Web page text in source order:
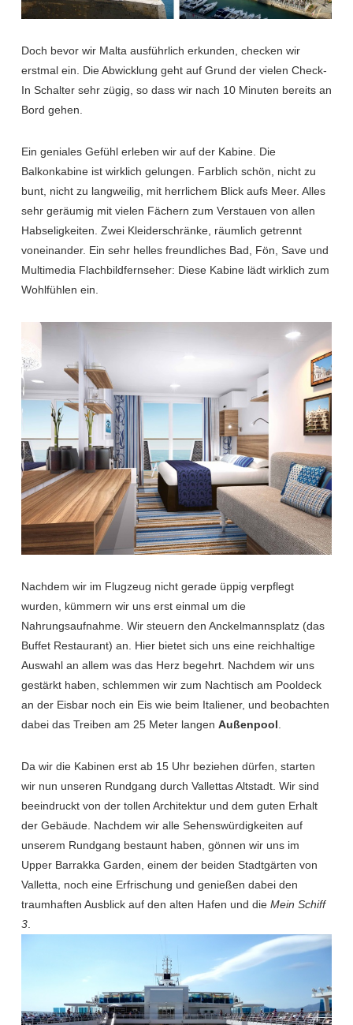
Doch bevor wir Malta ausführlich erkunden, checken wir
erstmal ein. Die Abwicklung geht auf Grund der vielen Check-
In Schalter sehr zügig, so dass wir nach 10 Minuten bereits an
Bord gehen.
Ein geniales Gefühl erleben wir auf der Kabine. Die
Balkonkabine ist wirklich gelungen. Farblich schön, nicht zu
bunt, nicht zu langweilig, mit herrlichem Blick aufs Meer. Alles
sehr geräumig mit vielen Fächern zum Verstauen von allen
Habseligkeiten. Zwei Kleiderschränke, räumlich getrennt
voneinander. Ein sehr helles freundliches Bad, Fön, Save und
Multimedia Flachbildfernseher: Diese Kabine lädt wirklich zum
Wohlfühlen ein.
Nachdem wir im Flugzeug nicht gerade üppig verpflegt
wurden, kümmern wir uns erst einmal um die
Nahrungsaufnahme. Wir steuern den Anckelmannsplatz (das
Buffet Restaurant) an. Hier bietet sich uns eine reichhaltige
Auswahl an allem was das Herz begehrt. Nachdem wir uns
gestärkt haben, schlemmen wir zum Nachtisch am Pooldeck
an der Eisbar noch ein Eis wie beim Italiener, und beobachten
dabei das Treiben am 25 Meter langen Außenpool
Da wir die Kabinen erst ab 15 Uhr beziehen dürfen, starten
wir nun unseren Rundgang durch Vallettas Altstadt. Wir sind
beeindruckt von der tollen Architektur und dem guten Erhalt
der Gebäude. Nachdem wir alle Sehenswürdigkeiten auf
unserem Rundgang bestaunt haben, gönnen wir uns im
Upper Barrakka Garden, einem der beiden Stadtgärten von
Valletta, noch eine Erfrischung und genießen dabei den
traumhaften Ausblick auf den alten Hafen und die Mein Schiff
3.